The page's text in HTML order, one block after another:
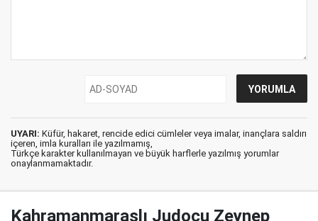
UYARI: Küfür, hakaret, rencide edici cümleler veya imalar, inançlara saldırı
içeren, imla kuralları ile yazılmamış,
Türkçe karakter kullanılmayan ve büyük harflerle yazılmış yorumlar
onaylanmamaktadır.
Kahramanmaraşlı Judocu Zeynep